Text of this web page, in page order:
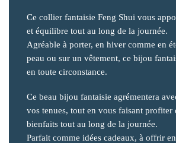
Ce collier fantaisie Feng Shui vous
et équilibre tout au long de la journée.
Agréable à porter, en hiver comme en
peau ou sur un vêtement, ce bijou
en toute circonstance.
Ce beau bijou fantaisie agrémentera
vos tenues, tout en vous faisant profiter
bienfaits tout au long de la journée.
Parfait comme idées cadeaux, à offrir